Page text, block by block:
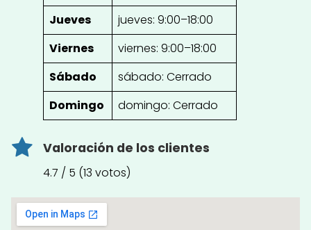
Jueves
jueves: 9:00–18:00
Viernes
viernes: 9:00–18:00
Sábado
sábado: Cerrado
Domingo
domingo: Cerrado
Valoración de los clientes
4.7 / 5 (13 votos)